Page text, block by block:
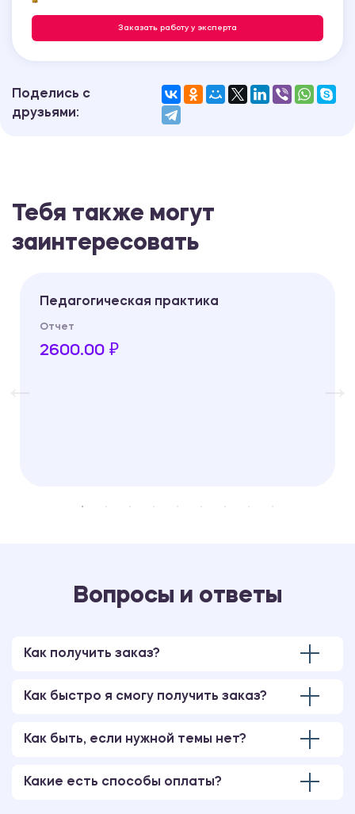
Заказать работу у эксперта
Поделись с
друзьями:
Тебя также могут
заинтересовать
Педагогическая практика
Отчет
2600.00 ₽
Вопросы и ответы
Как получить заказ?
Как быстро я смогу получить заказ?
Как быть, если нужной темы нет?
Какие есть способы оплаты?